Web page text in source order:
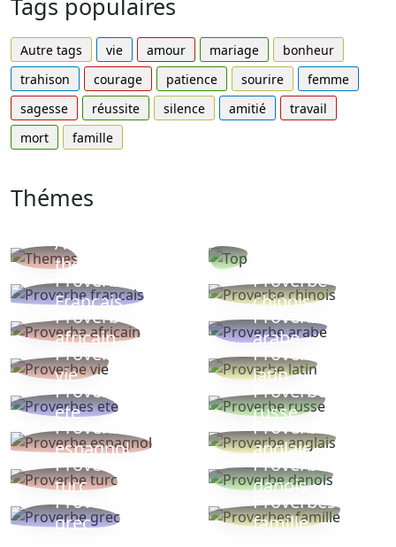
Tags populaires
Autre tags vie amour mariage
bonheur
trahison
courage patience sourire
femme
sagesse
réussite silence amitié
travail
mort
famille
Thémes
Autres
thèmes
Proverbe
Français
Proverbe
chinois
Proverbe
africain
Proverbe
arabe
Proverbe
vie
Proverbe
latin
Proverbes
ete
Proverbe
russe
Proverbe
espagnol
Proverbe
anglais
Proverbe
turc
Proverbe
danois
Proverbe
grec
Proverbes
famille